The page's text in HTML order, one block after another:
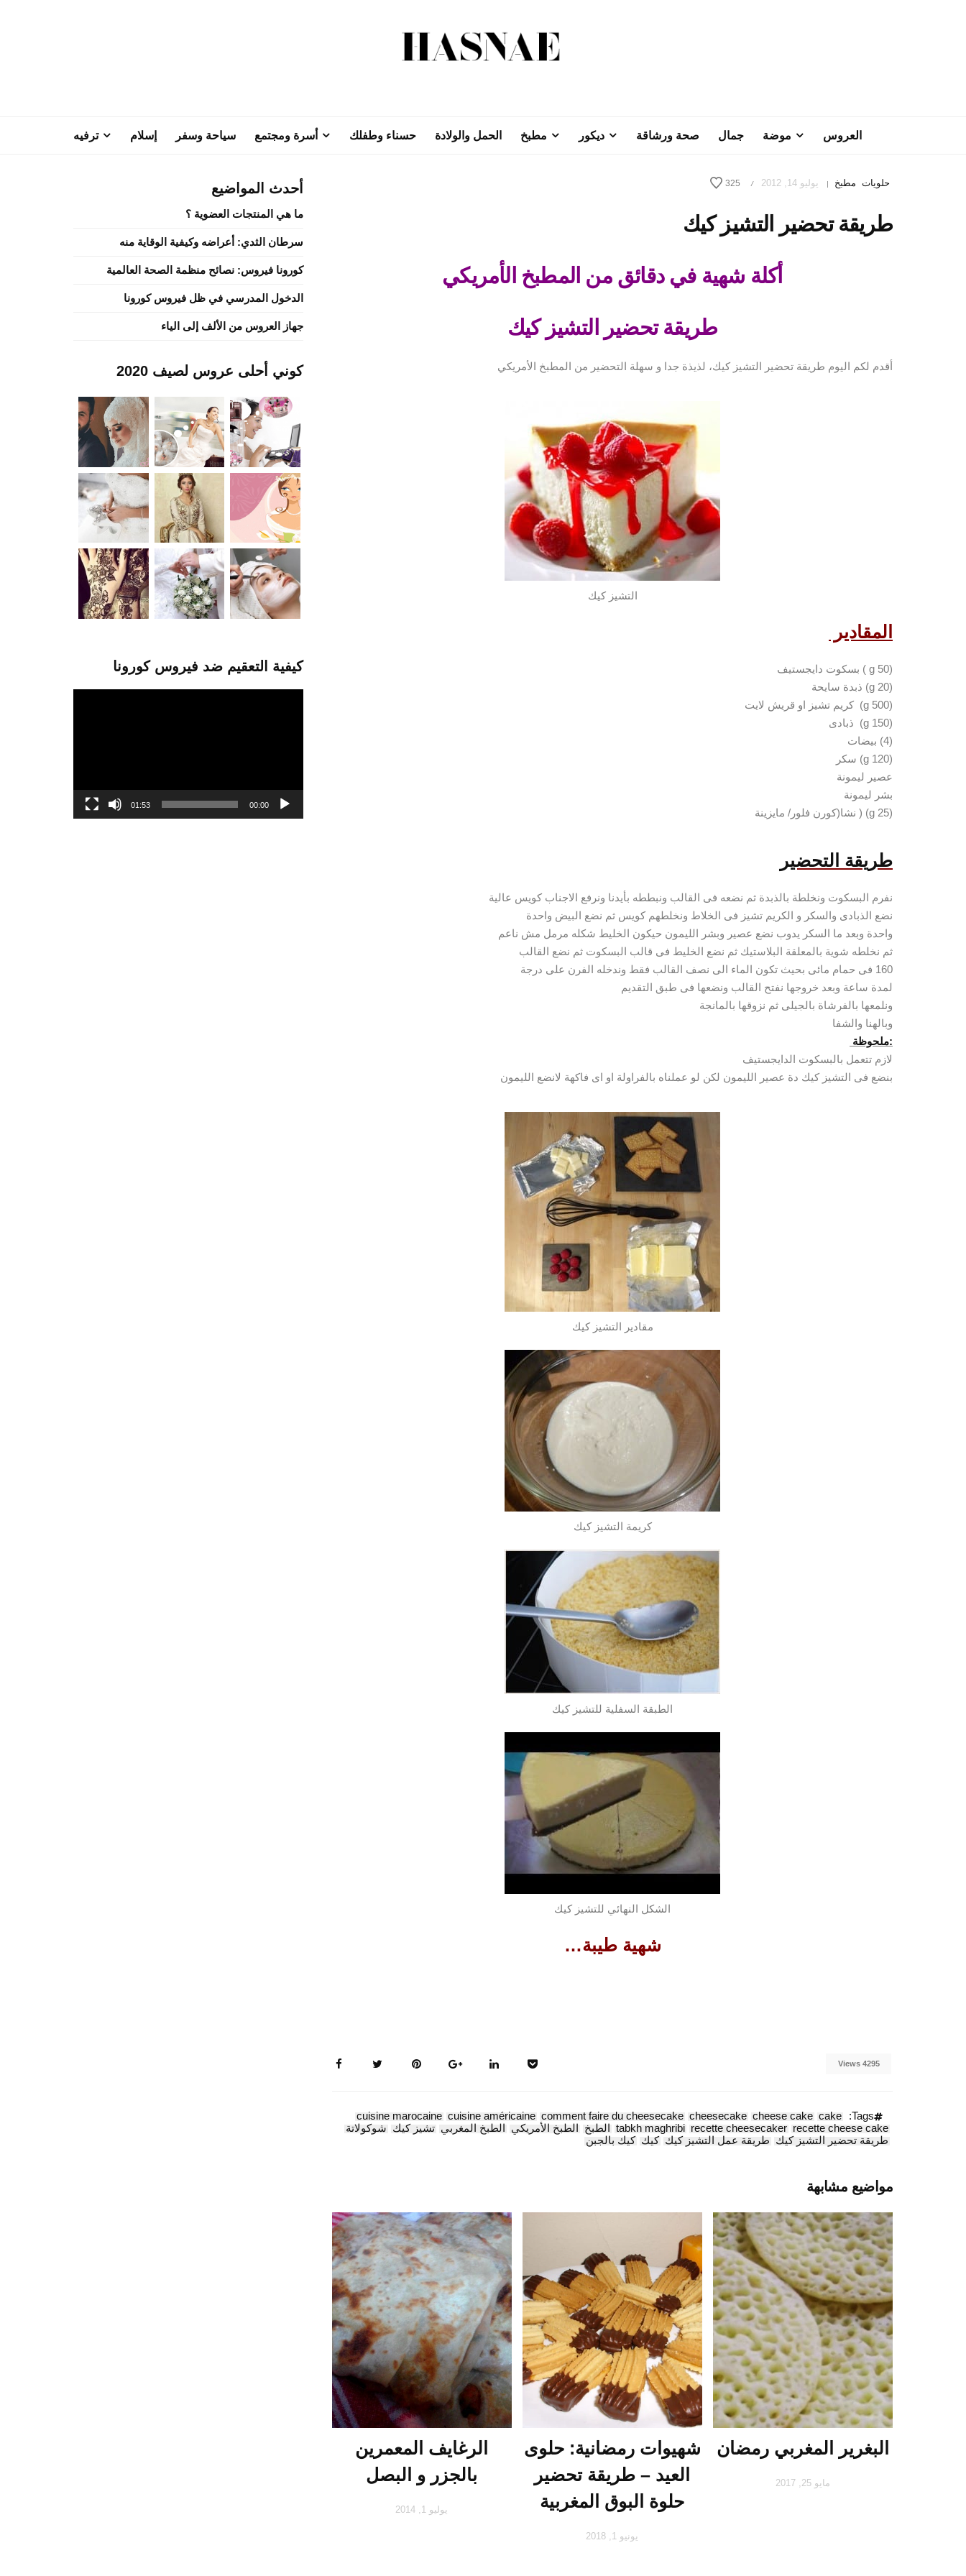
كورونا فيروس: نصائح
العروس موضة جمال صحة ورشاقة ديكور مطبخ الحمل والولادة حسناء وطفلك أسرة ومجتمع سياحة وسفر إسلام ترفيه
حلويات مطبخ | يوليو 14, 2012 /
325
طريقة تحضير التشيز كيك
أكلة شهية في دقائق من المطبخ الأمريكي
طريقة تحضير التشيز كيك
أقدم لكم اليوم طريقة تحضير التشيز كيك، لذيذة جدا و سهلة التحضير من المطبخ الأمريكي
التشيز كيك
المقادير
(50 g ) بسكوت دايجستيف
(20 g) ذبدة سايحة
(500 g) كريم تشيز او قريش لايت
(150 g) ذبادى
(4) بيضات
(120 g) سكر
عصير ليمونة
بشر ليمونة
(25 g) ( نشا(كورن فلور/ مايزينة
طريقة التحضير
نفرم البسكوت ونخلطة بالذبدة ثم نضعه فى القالب ونبططه بأيدنا ونرفع الاجناب كويس عالية
نضع الذبادى والسكر و الكريم تشيز فى الخلاط ونخلطهم كويس ثم نضع البيض واحدة
واحدة وبعد ما السكر يدوب نضع عصير وبشر الليمون حيكون الخليط شكله مرمل مش ناعم
ثم نخلطه شوية بالمعلقة البلاستيك ثم نضع الخليط فى قالب البسكوت ثم نضع القالب
160 فى حمام مائى بحيث تكون الماء الى نصف القالب فقط وندخله الفرن على درجة
لمدة ساعة وبعد خروجها نفتح القالب ونضعها فى طبق التقديم
ونلمعها بالفرشاة بالجيلى ثم نزوقها بالمانجة
وبالهنا والشفا
:ملحوظة
لازم تتعمل بالبسكوت الدايجستيف
بنضع فى التشيز كيك دة عصير الليمون لكن لو عملناه بالفراولة او اى فاكهة لانضع الليمون
مقادير التشيز كيك
كريمة التشيز كيك
الطبقة السفلية للتشيز كيك
الشكل النهائي للتشيز كيك
شهية طيبة…
4295 Views
Tags:
cake
cheese cake
cheesecake
comment faire du cheesecake
cuisine américaine
cuisine marocaine
recette cheese cake
recette cheesecaker
tabkh maghribi الطبخ الطبخ الأمريكي الطبخ المغربي تشيز كيك شوكولاتة
طريقة تحضير التشيز كيك طريقة عمل التشيز كيك كيك كيك بالجبن
مواضيع مشابهة
الرغايف المعمرين
بالجزر و البصل
يوليو 1, 2014
شهيوات رمضانية: حلوى
العيد – طريقة تحضير
حلوة البوق المغربية
يونيو 1, 2018
البغرير المغربي رمضان
مايو 25, 2017
أحدث المواضيع
ما هي المنتجات العضوية ؟
سرطان الثدي: أعراضه وكيفية الوقاية منه
كورونا فيروس: نصائح منظمة الصحة العالمية
الدخول المدرسي في ظل فيروس كورونا
جهاز العروس من الألف إلى الياء
كوني أحلى عروس لصيف 2020
كيفية التعقيم ضد فيروس كورونا
00:00
01:53